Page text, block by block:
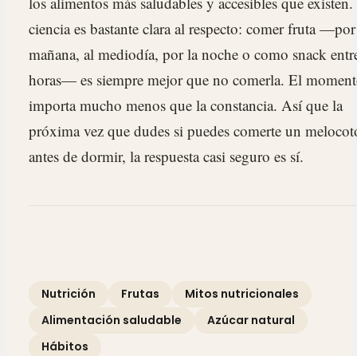
ciencia es bastante clara al respecto: comer fruta
mañana, al mediodía, por la noche o como snack
horas— es siempre mejor que no comerla. El
importa mucho menos que la constancia. Así que la
próxima vez que dudes si puedes comerte un
antes de dormir, la respuesta casi seguro es sí.
Nutrición Frutas
Mitos nutricionales
Alimentación saludable
Azúcar natural
Hábitos